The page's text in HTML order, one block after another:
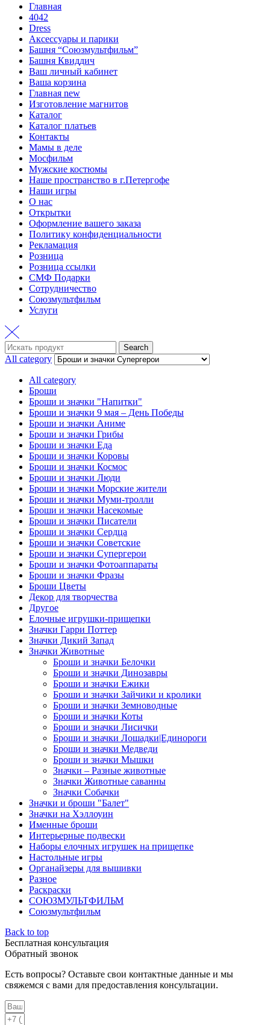
Главная
4042
Dress
Аксессуары и парики
Башня “Союзмультфильм”
Башня Квиддич
Ваш личный кабинет
Ваша корзина
Главная new
Изготовление магнитов
Каталог
Каталог платьев
Контакты
Мамы в деле
Мосфильм
Мужские костюмы
Наше пространство в г.Петергофе
Наши игры
О нас
Открытки
Оформление вашего заказа
Политику конфиденциальности
Рекламация
Розница
Розница ссылки
СМФ Подарки
Сотрудничество
Союзмультфильм
Услуги
Search
for:
Search
All category
All category
Броши
Броши и значки "Напитки"
Броши и значки 9 мая – День Победы
Броши и значки Аниме
Броши и значки Грибы
Броши и значки Еда
Броши и значки Коровы
Броши и значки Космос
Броши и значки Люди
Броши и значки Морские жители
Броши и значки Муми-тролли
Броши и значки Насекомые
Броши и значки Писатели
Броши и значки Сердца
Броши и значки Советские
Броши и значки Супергерои
Броши и значки Фотоаппараты
Броши и значки Фразы
Броши Цветы
Декор для творчества
Другое
Елочные игрушки-прищепки
Значки Гарри Поттер
Значки Дикий Запад
Значки Животные
Броши и значки Белочки
Броши и значки Динозавры
Броши и значки Ежики
Броши и значки Зайчики и кролики
Броши и значки Земноводные
Броши и значки Коты
Броши и значки Лисички
Броши и значки Лошадки|Единороги
Броши и значки Медведи
Броши и значки Мышки
Значки – Разные животные
Значки Животные саванны
Значки Собачки
Значки и броши "Балет"
Значки на Хэллоуин
Именные броши
Интерьерные подвески
Наборы елочных игрушек на прищепке
Настольные игры
Органайзеры для вышивки
Разное
Раскраски
СОЮЗМУЛЬТФИЛЬМ
Союзмультфильм
Back to top
Бесплатная консультация
Обратный звонок
Есть вопросы? Оставьте свои контактные данные и мы
свяжемся с вами для предоставления консультации.